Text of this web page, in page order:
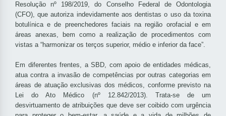
Resolução nº 198/2019, do Conselho Federal de Odontologia
(CFO), que autoriza indevidamente aos dentistas o uso da toxina
botulínica e de preenchedores faciais na região orofacial e em
áreas anexas, bem como a realização de procedimentos com
vistas a “harmonizar os terços superior, médio e inferior da face”.
Em diferentes frentes, a SBD, com apoio de entidades médicas,
atua contra a invasão de competências por outras categorias em
áreas de atuação exclusivas dos médicos, conforme previsto na
Lei do Ato Médico (nº 12.842/2013). Trata-se de um
desvirtuamento de atribuições que deve ser coibido com urgência